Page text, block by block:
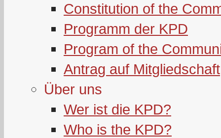
Constitution of the
Programm der KPD
Program of the
Antrag auf Mitgliedschaft
Über uns
Wer ist die KPD?
Who is the KPD?